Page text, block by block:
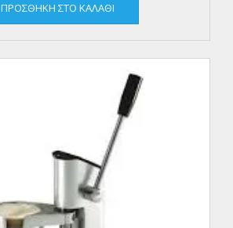
ΠΡΟΣΘΉΚΗ ΣΤΟ ΚΑΛΆΘΙ